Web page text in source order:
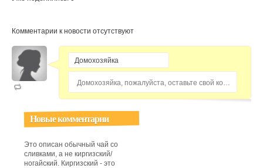
Комментарии к новости отсутствуют
Домохозяйка, пожалуйста, оставьте свой комментарий...
Новые комментарии
Это описан обычный чай со
сливками, а не киргизский/
ногайский. Киргизский - это